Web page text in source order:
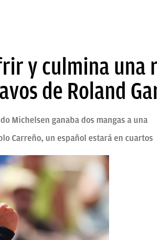
y culmina una
de Roland
Michelsen ganaba dos mangas a una
Carreño, un español estará en cuartos